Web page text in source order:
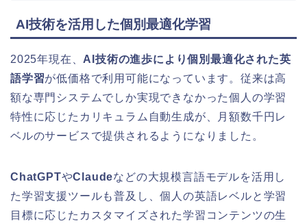
AI技術を活用した個別最適化学習
2025年現在、 AI技術の進歩により個別最適化された英
語学習が低価格で利用可能になっています。従来は高
額な専門システムでしか実現できなかった個人の学習
特性に応じたカリキュラム自動生成が、月額数千円レ
ベルのサービスで提供されるようになりました。
ChatGPTやClaudeなどの大規模言語モデルを活用し
た学習支援ツールも普及し、個人の英語レベルと学習
目標に応じたカスタマイズされた学習コンテンツの生